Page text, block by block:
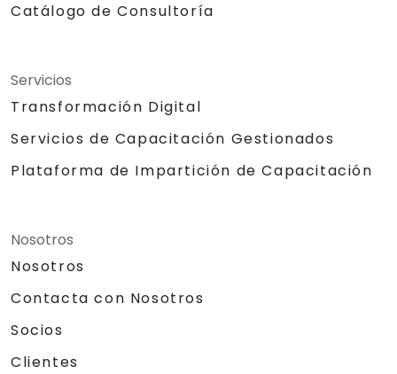
Catálogo de Consultoría
Servicios
Transformación Digital
Servicios de Capacitación Gestionados
Plataforma de Impartición de Capacitación
Nosotros
Nosotros
Contacta con Nosotros
Socios
Clientes